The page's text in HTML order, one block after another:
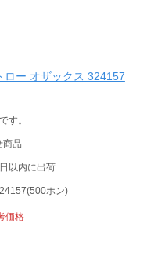
ロー オザックス 324157
す。
商品
以内に出荷
ホン)
価格